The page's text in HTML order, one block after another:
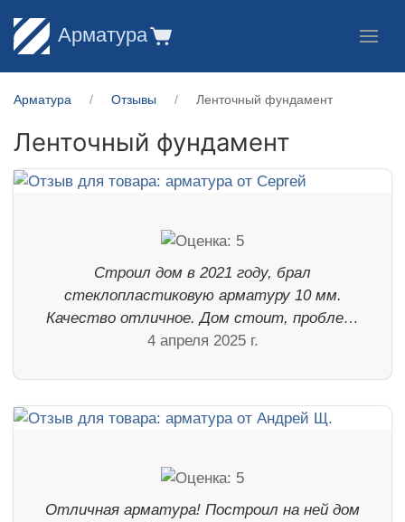
Арматура
Арматура Отзывы Ленточный фундамент
Ленточный фундамент
Строил дом в 2021 году, брал
стеклопластиковую арматуру 10 мм.
Качество отличное. Дом стоит, пробле…
4 апреля 2025 г.
Отличная арматура! Построил на ней дом